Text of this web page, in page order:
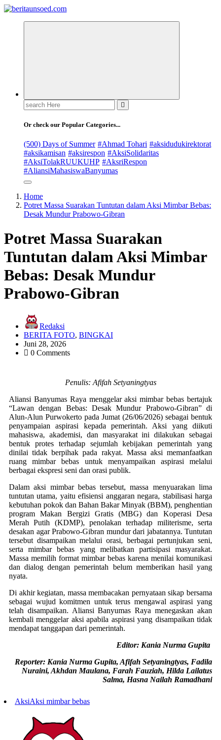
Pemandu Wawasan Almamater
Or check our Popular Categories...
(500) Days of Summer #Ahmad Tohari #aksidudukirektorat
#aksikamisan #aksirespon #AksiSolidaritas
#AksiTolakRUUKUHP #AksriRespon
#AliansiMahasiswaBanyumas
Home
Potret Massa Suarakan Tuntutan dalam Aksi Mimbar Bebas:
Desak Mundur Prabowo-Gibran
Potret Massa Suarakan
Tuntutan dalam Aksi Mimbar
Bebas: Desak Mundur
Prabowo-Gibran
Redaksi
BERITA FOTO, BINGKAI
Juni 28, 2026
0 Comments
Penulis: Afifah Setyaningtyas
Aliansi Banyumas Raya menggelar aksi mimbar bebas bertajuk
“Lawan dengan Bebas: Desak Mundur Prabowo-Gibran” di
Alun-Alun Purwokerto pada Jumat (26/06/2026) sebagai bentuk
penyampaian aspirasi kepada pemerintah. Aksi yang diikuti
mahasiswa, akademisi, dan masyarakat ini dilakukan sebagai
bentuk protes terhadap sejumlah kebijakan pemerintah yang
dinilai tidak berpihak pada rakyat. Massa aksi memanfaatkan
ruang mimbar bebas untuk menyampaikan aspirasi melalui
berbagai ekspresi seni dan orasi publik.
Dalam aksi mimbar bebas tersebut, massa menyuarakan lima
tuntutan utama, yaitu efisiensi anggaran negara, stabilisasi harga
kebutuhan pokok dan Bahan Bakar Minyak (BBM), penghentian
program Makan Bergizi Gratis (MBG) dan Koperasi Desa
Merah Putih (KDMP), penolakan terhadap militerisme, serta
desakan agar Prabowo-Gibran mundur dari jabatannya. Tuntutan
tersebut disampaikan melalui orasi, berbagai pertunjukan seni,
serta mimbar bebas yang melibatkan partisipasi masyarakat.
Massa memilih format mimbar bebas karena menilai komunikasi
dan dialog dengan pemerintah belum memberikan hasil yang
nyata.
Di akhir kegiatan, massa membacakan pernyataan sikap bersama
sebagai wujud komitmen untuk terus mengawal aspirasi yang
telah disampaikan. Aliansi Banyumas Raya menegaskan akan
kembali menggelar aksi apabila aspirasi yang disampaikan tidak
mendapat tanggapan dari pemerintah.
Editor: Kania Nurma Gupita
Reporter: Kania Nurma Gupita, Afifah Setyaningtyas, Fadila
Nuraini, Akhdan Maulana, Farah Fauziah, Hilda Lailatus
Salma, Hasna Nailah Ramadhani
AksiAksi mimbar bebas